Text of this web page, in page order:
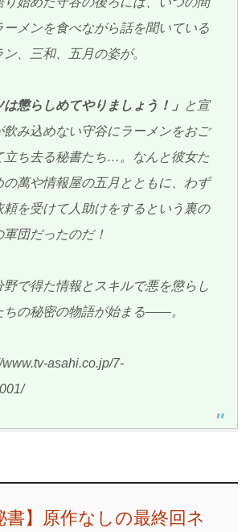
ーメンを食べながら話を聞いている
、三和、五月の姿が。
は懲らしめてやりましょう！」 と宣
飲み込めない守谷にラーメンをおご
立ち去る秘書たち…。なんと彼女た
の萬や情報屋の五月とともに、わず
頼を受けて人助けをするという裏の
団だったのだ！
野で得た情報とスキルで悪を懲らし
の秘密の物語が始まる――。
www.tv-asahi.co.jp/7-
書】原作なしの最終回ネ